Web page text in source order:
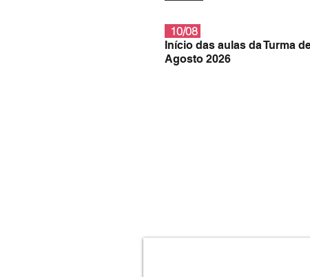
10/08
Início das aulas da Turma
Agosto 2026